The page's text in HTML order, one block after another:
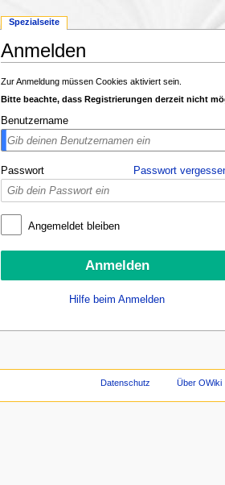
Anmelden
Zur Anmeldung müssen Cookies aktiviert sein.
Bitte beachte, dass Registrierungen derzeit nicht
Benutzername
Passwort Passwort
Angemeldet bleiben
Hilfe beim Anmelden
Spezialseite
Datenschutz Über OWiki